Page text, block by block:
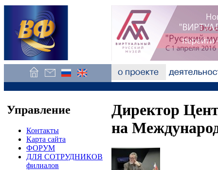
Управление
Контакты
Карта сайта
ФОРУМ
ДЛЯ СОТРУДНИКОВ
филиалов
Директор
на